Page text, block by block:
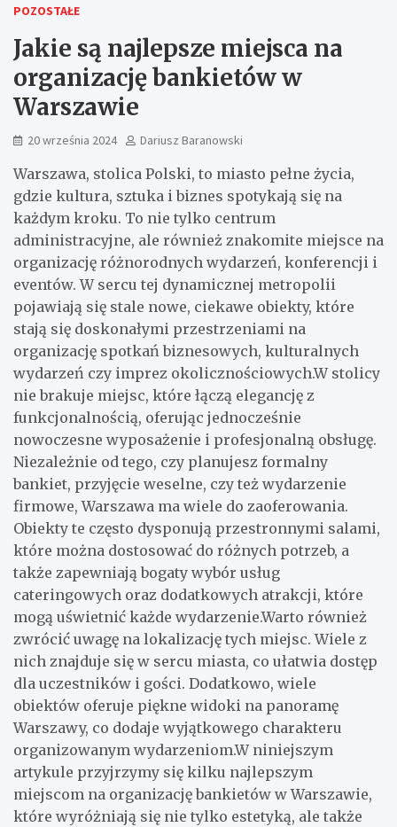
POZOSTAŁE
Jakie są najlepsze miejsca na
organizację bankietów w
Warszawie
20 września 2024 Dariusz Baranowski
Warszawa, stolica Polski, to miasto pełne życia,
gdzie kultura, sztuka i biznes spotykają się na
każdym kroku. To nie tylko centrum
administracyjne, ale również znakomite miejsce na
organizację różnorodnych wydarzeń, konferencji i
eventów. W sercu tej dynamicznej metropolii
pojawiają się stale nowe, ciekawe obiekty, które
stają się doskonałymi przestrzeniami na
organizację spotkań biznesowych, kulturalnych
wydarzeń czy imprez okolicznościowych.W stolicy
nie brakuje miejsc, które łączą elegancję z
funkcjonalnością, oferując jednocześnie
nowoczesne wyposażenie i profesjonalną obsługę.
Niezależnie od tego, czy planujesz formalny
bankiet, przyjęcie weselne, czy też wydarzenie
firmowe, Warszawa ma wiele do zaoferowania.
Obiekty te często dysponują przestronnymi salami,
które można dostosować do różnych potrzeb, a
także zapewniają bogaty wybór usług
cateringowych oraz dodatkowych atrakcji, które
mogą uświetnić każde wydarzenie.Warto również
zwrócić uwagę na lokalizację tych miejsc. Wiele z
nich znajduje się w sercu miasta, co ułatwia dostęp
dla uczestników i gości. Dodatkowo, wiele
obiektów oferuje piękne widoki na panoramę
Warszawy, co dodaje wyjątkowego charakteru
organizowanym wydarzeniom.W niniejszym
artykule przyjrzymy się kilku najlepszym
miejscom na organizację bankietów w Warszawie,
które wyróżniają się nie tylko estetyką, ale także